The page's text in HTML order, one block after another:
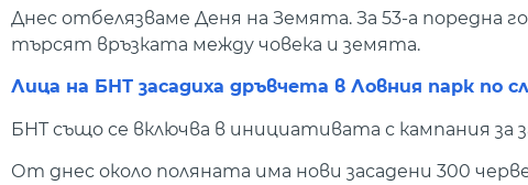
Днес отбелязваме Деня на Земята. За 53-а
търсят връзката между човека и земята.
Лица на БНТ засадиха дръвчета в Ловния парк по
БНТ също се включва в инициативата с кампания за
От днес около поляната има нови засадени 300